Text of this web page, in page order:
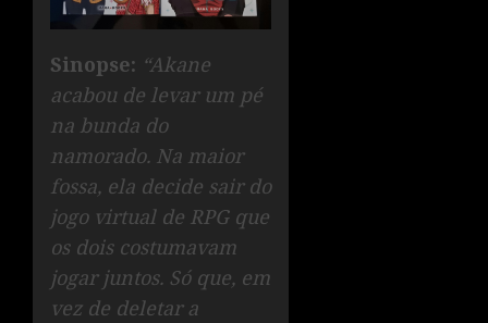
Sinopse: “Akane
acabou de levar um pé
na bunda do
namorado. Na maior
fossa, ela decide sair do
jogo virtual de RPG que
os dois costumavam
jogar juntos. Só que, em
vez de deletar a